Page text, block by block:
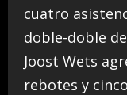
cuatro
doble-doble
Joost Wets
rebotes y